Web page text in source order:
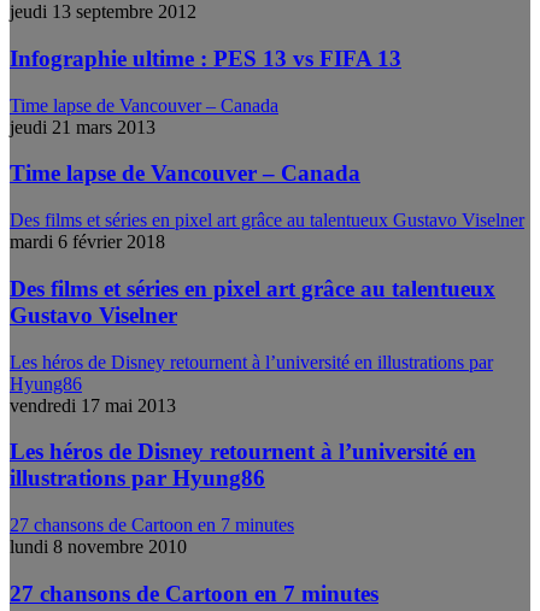
jeudi 13 septembre 2012
Infographie ultime : PES 13 vs FIFA 13
Time lapse de Vancouver – Canada
jeudi 21 mars 2013
Time lapse de Vancouver – Canada
Des films et séries en pixel art grâce au talentueux Gustavo Viselner
mardi 6 février 2018
Des films et séries en pixel art grâce au talentueux
Gustavo Viselner
Les héros de Disney retournent à l’université en illustrations par
Hyung86
vendredi 17 mai 2013
Les héros de Disney retournent à l’université en
illustrations par Hyung86
27 chansons de Cartoon en 7 minutes
lundi 8 novembre 2010
27 chansons de Cartoon en 7 minutes